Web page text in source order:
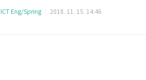
에 해당 릴리즈 버전에서 관리하는 의존성
ICT Eng/Spring 2018. 11. 15. 14:46